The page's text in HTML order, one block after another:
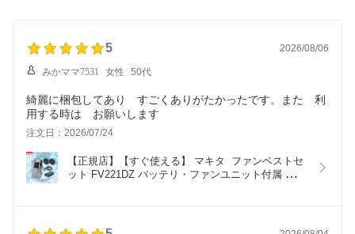
5 2026/08/06
みかママ7531 女性 50代
綺麗に梱包してあり すごくありがたかったです。また 利
用する時は お願いします
注文日：2026/07/24
【正規店】【すぐ使える】 マキタ  ファンベストセ
ット FV221DZ バッテリ・ファンユニット付属 バッ